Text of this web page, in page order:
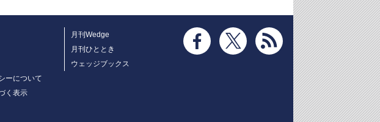
ーについて
く表示
月刊Wedge
月刊ひととき
ウェッジブックス